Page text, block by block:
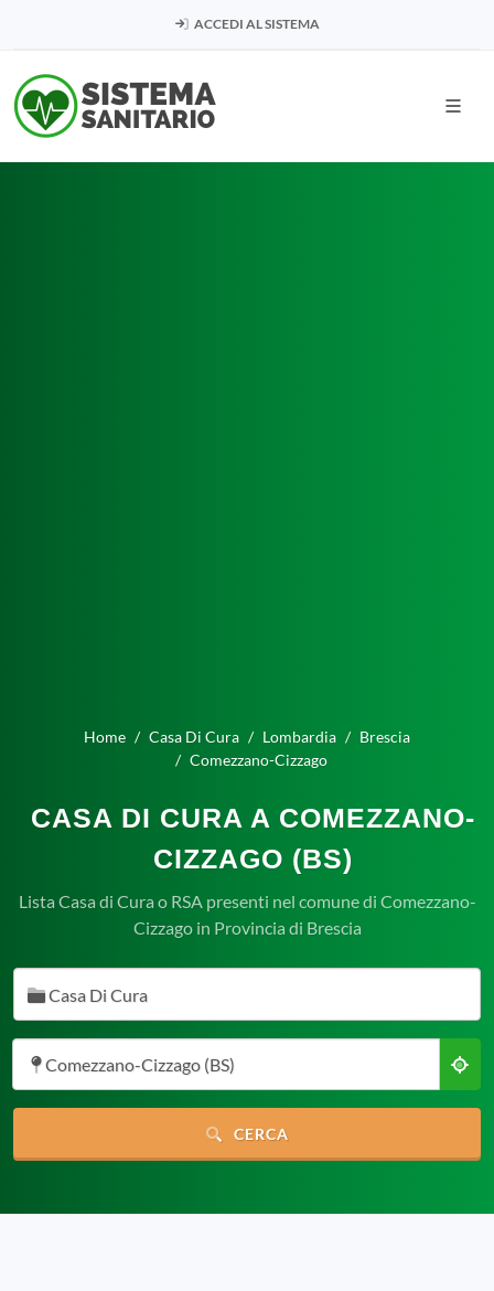
ACCEDI AL SISTEMA
Home Casa Di Cura Lombardia
Brescia
Comezzano-Cizzago
CASA DI CURA A COMEZZANO-
CIZZAGO (BS)
Lista Casa di Cura o RSA presenti nel comune di Comezzano-
Cizzago in Provincia di Brescia
Casa Di Cura
Comezzano-Cizzago (BS)
CERCA